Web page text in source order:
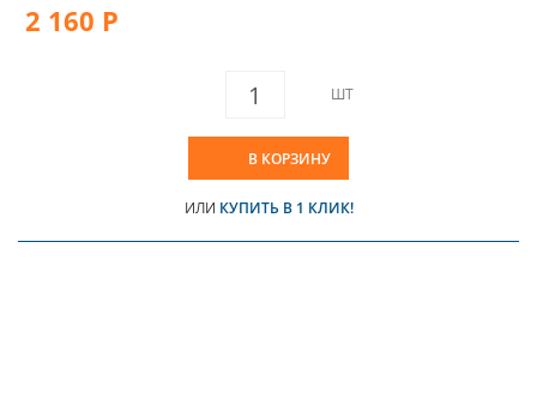
2 160 Р
ШТ
В КОРЗИНУ
ИЛИ КУПИТЬ В 1 КЛИК!